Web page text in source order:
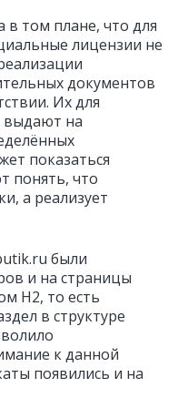
в том плане, что для
лицензии не
документов
Их для
выдают на
показаться
понять, что
а реализует
были
и на страницы
H2, то есть
в структуре
к данной
появились и на